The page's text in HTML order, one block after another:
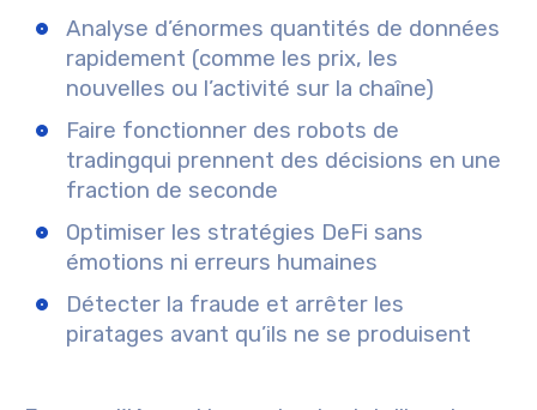
Analyse d’énormes quantités de données
rapidement (comme les prix, les
nouvelles ou l’activité sur la chaîne)
Faire fonctionner des robots de
tradingqui prennent des décisions en une
fraction de seconde
Optimiser les stratégies DeFi sans
émotions ni erreurs humaines
Détecter la fraude et arrêter les
piratages avant qu’ils ne se produisent